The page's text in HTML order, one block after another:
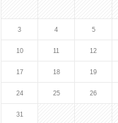
3 4 5
10 11 12
17 18 19
24 25 26
31